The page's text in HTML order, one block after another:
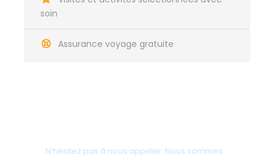
soin
Assurance voyage gratuite
N’hésitez pas à nous appeler. Nous sommes
manqués à l’aller. Après une bonne douche à votre
détendre avant votre dernière soirée à la belle